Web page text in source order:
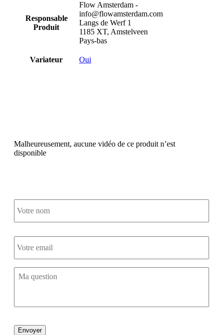
Responsable
Produit
Flow Amsterdam -
info@flowamsterdam.com
Langs de Werf 1
1185 XT, Amstelveen
Pays-bas
Variateur Oui
Malheureusement, aucune vidéo de ce produit n’est
disponible
Votre
nom *
Votre
email *
Commentaire
Envoyer